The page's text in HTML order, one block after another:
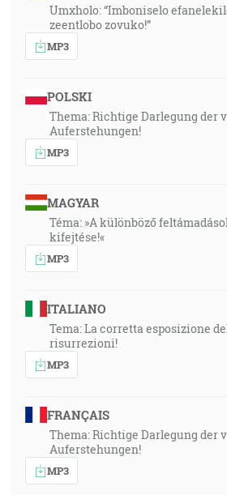
Umxholo: “Imboniselo
zeentlobo zovuko!”
MP3
POLSKI
Thema: Richtige Darlegung der
Auferstehungen!
MP3
MAGYAR
Téma: »A különböző
kifejtése!«
MP3
ITALIANO
Tema: La corretta esposizione
risurrezioni!
MP3
FRANÇAIS
Thema: Richtige Darlegung der
Auferstehungen!
MP3